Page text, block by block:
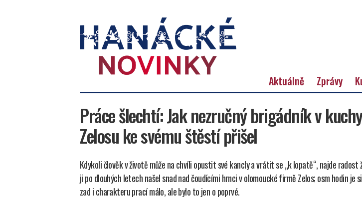
novinky
Aktuálně Zprávy
Práce šlechtí: Jak nezručný brigádník v
Zelosu ke svému štěstí přišel
Kdykoli člověk v životě může na chvíli opustit své kancly a vrátit se „k lopatě“, najde radost
ji po dlouhých letech našel snad nad čoudícími hrnci v olomoucké firmě Zelos; osm hodin je
zad i charakteru prací málo, ale bylo to jen o poprvé.